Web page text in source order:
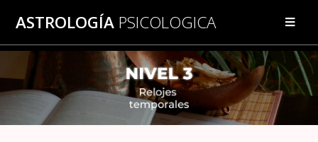
ASTROLOGÍA PSICOLOGICA